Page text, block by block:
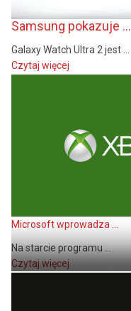
Samsung pokazuje ...
Galaxy Watch Ultra 2 jest ...
Czytaj więcej
Microsoft wprowadza ...
Na starcie programu ...
Czytaj więcej